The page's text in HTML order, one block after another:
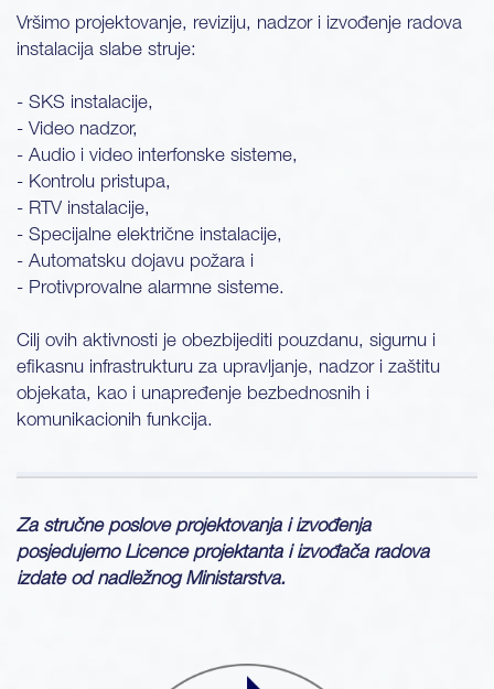
Vršimo projektovanje, reviziju, nadzor i izvođenje radova
instalacija slabe struje:
- SKS instalacije,
- Video nadzor,
- Audio i video interfonske sisteme,
- Kontrolu pristupa,
- RTV instalacije,
- Specijalne električne instalacije,
- Automatsku dojavu požara i
- Protivprovalne alarmne sisteme.
Cilj ovih aktivnosti je obezbijediti pouzdanu, sigurnu i
efikasnu infrastrukturu za upravljanje, nadzor i zaštitu
objekata, kao i unapređenje bezbednosnih i
komunikacionih funkcija.
Za stručne poslove projektovanja i izvođenja
posjedujemo Licence projektanta i izvođača radova
izdate od nadležnog Ministarstva.